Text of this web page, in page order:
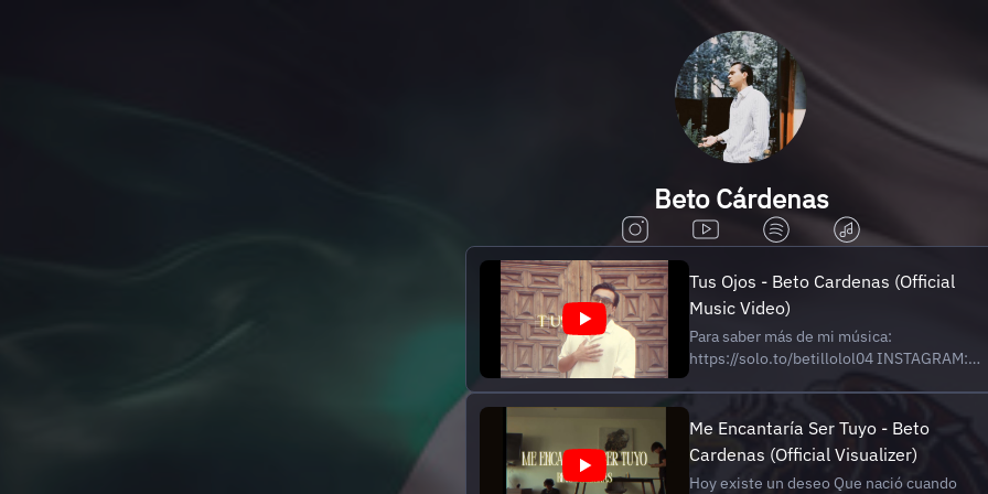
Beto Cárdenas
Tus Ojos - Beto Cardenas (Official
Music Video)
Para saber más de mi música:
https://solo.to/betillolol04 INSTAGRAM:
https://www.instagram.com/
ALCA Music:
https://www.instagram.com/prodbyalca/
Me Encantaría Ser Tuyo - Beto
Cardenas (Official Visualizer)
Hoy existe un deseo Que nació cuando